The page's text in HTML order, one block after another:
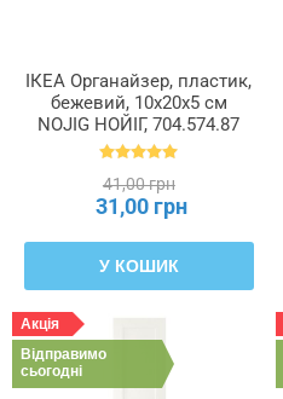
ІКЕА Органайзер, пластик,
бежевий, 10x20x5 см
NOJIG НОЙІГ, 704.574.87
41,00 грн
31,00 грн
У КОШИК
Акція
Відправимо
сьогодні